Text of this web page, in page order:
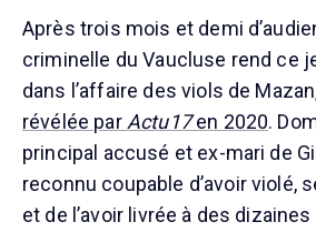
Après trois mois et demi
criminelle du Vaucluse rend ce
dans l’affaire des viols de
révélée par Actu17en 2020.
principal accusé et ex-mari de
reconnu coupable d’avoir violé,
et de l’avoir livrée à des dizaines